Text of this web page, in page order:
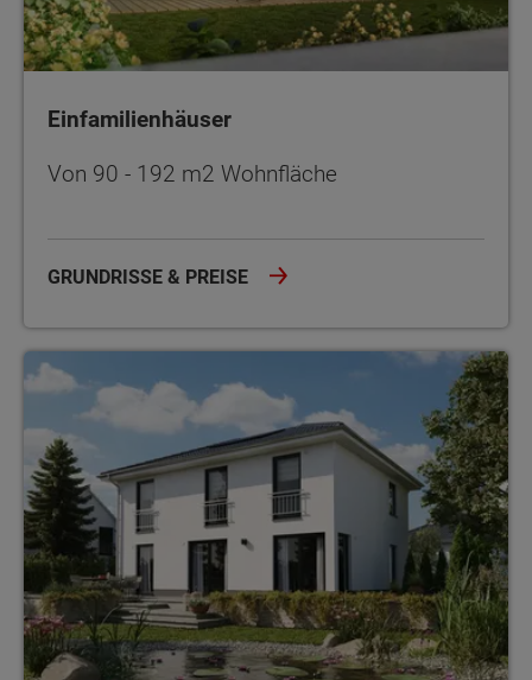
Einfamilienhäuser
Von 90 - 192 m2 Wohnfläche
GRUNDRISSE & PREISE
Stadthäuser